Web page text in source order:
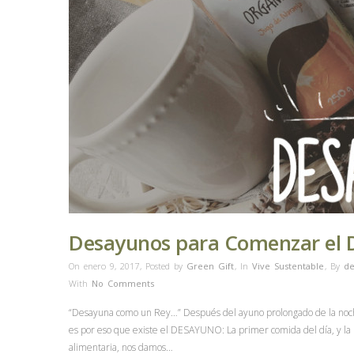
Desayunos para Comenzar el
On enero 9, 2017, Posted by Green Gift, In Vive Sustentable , By
With No Comments
“Desayuna como un Rey…” Después del ayuno prolongado de la
es por eso que existe el DESAYUNO: La primer comida del día, y
alimentaria, nos damos…